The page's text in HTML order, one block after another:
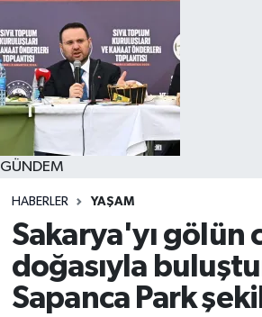
GÜNDEM
HABERLER YAŞAM
Sakarya'yı gölün
doğasıyla
Sapanca Park